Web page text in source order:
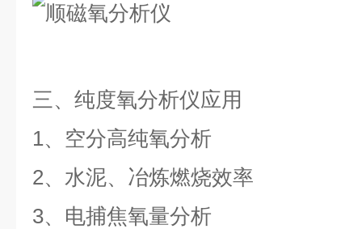
三、 纯度氧分析仪应用
1、空分高纯氧分析
2、水泥、冶炼燃烧效率
3、电捕焦氧量分析